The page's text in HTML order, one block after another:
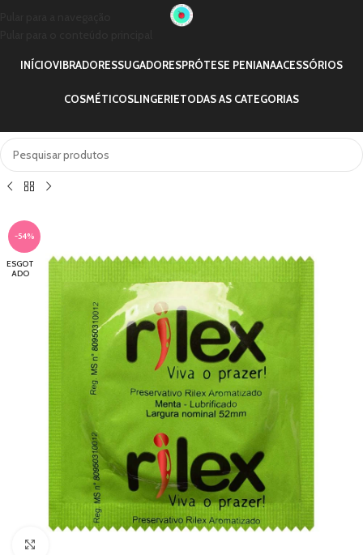
INÍCIOVIBRADORESSUGADORESPRÓTESE PENIANAACESSÓRIOS
COSMÉTICOSLINGERIETODAS AS CATEGORIAS
-54%
ESGOT
ADO